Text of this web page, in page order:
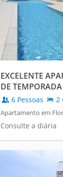
EXCELENTE
DE
6 Pessoas 2
Apartamento em
Consulte a diária